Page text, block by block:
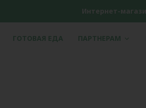
Интернет-
ГОТОВАЯ ЕДА ПАРТНЕРАМ